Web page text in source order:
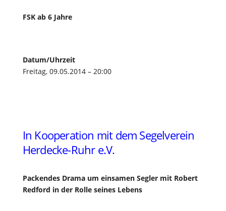
FSK ab 6 Jahre
Datum/Uhrzeit
Freitag, 09.05.2014 – 20:00
In Kooperation mit dem Segelverein
Herdecke-Ruhr e.V.
Packendes Drama um einsamen Segler mit Robert
Redford in der Rolle seines Lebens